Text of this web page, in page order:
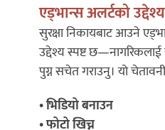
एड्भान्स अलर्टको
सुरक्षा निकायबाट आउने
उद्देश्य स्पष्ट
पुग्न सचेत गराउनु। यो
• भिडियो बनाउन
• फोटो खिच्न